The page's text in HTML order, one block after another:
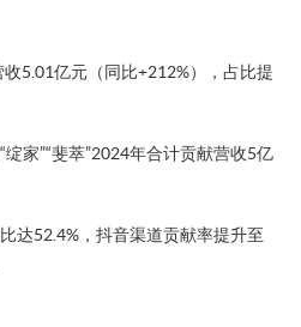
5.01亿元（同比+212%），占比提
家”“斐萃”2024年合计贡献营收5亿
达52.4%，抖音渠道贡献率提升至